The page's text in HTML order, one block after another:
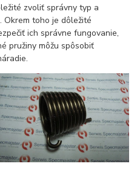
zvoliť správny typ a
Okrem toho je dôležité
ich správne fungovanie,
pružiny môžu spôsobiť